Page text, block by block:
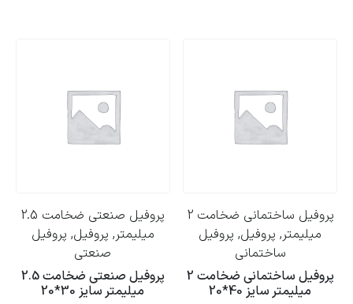
پروفیل ساختمانی ضخامت 2
میلیمتر, پروفیل, پروفیل
ساختمانی
پروفیل ساختمانی ضخامت 2
میلیمتر سایز 40*20
پروفیل صنعتی ضخامت 2.5
میلیمتر, پروفیل, پروفیل
صنعتی
پروفیل صنعتی ضخامت 2.5
میلیمتر سایز 30*20